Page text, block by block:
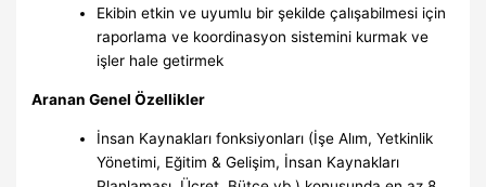
Ekibin etkin ve uyumlu bir şekilde çalışabilmesi için
raporlama ve koordinasyon sistemini kurmak ve
işler hale getirmek
Aranan Genel Özellikler
İnsan Kaynakları fonksiyonları (İşe Alım, Yetkinlik
Yönetimi, Eğitim & Gelişim, İnsan Kaynakları